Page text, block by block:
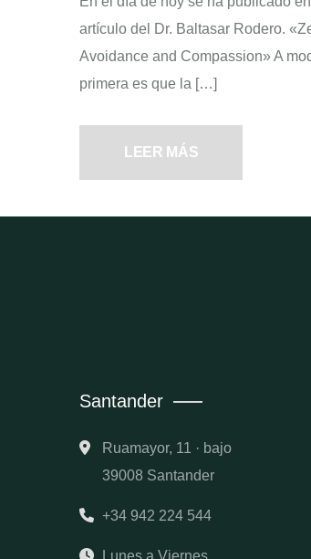
artículo del Dr. Baltasar Rodero.
Avoidance and Compassion» A
primera es que la […]
LEER MÁS
Santander
Ruamayor, 11 · bajo
39008 Santander
+34 942 224 544
Lunes a Viernes